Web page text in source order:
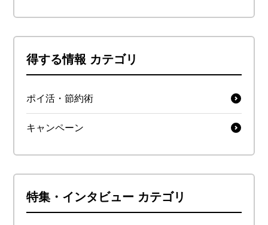
得する情報 カテゴリ
ポイ活・節約術
キャンペーン
特集・インタビュー カテゴリ